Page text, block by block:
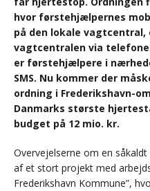
hvor førstehjælpernes
på den lokale
vagtcentralen via
er førstehjælpere i
SMS. Nu kommer der
ordning i Frederikshavn-
Danmarks største
budget på 12 mio. kr.
Overvejelserne om en
af et stort projekt med
Frederikshavn Kommune”,